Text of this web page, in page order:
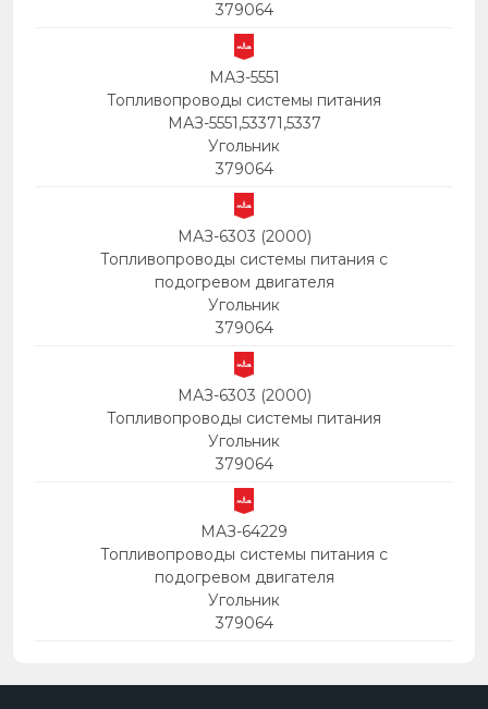
379064
МАЗ-5551
Топливопроводы системы питания
МАЗ-5551,53371,5337
Угольник
379064
МАЗ-6303 (2000)
Топливопроводы системы питания с
подогревом двигателя
Угольник
379064
МАЗ-6303 (2000)
Топливопроводы системы питания
Угольник
379064
МАЗ-64229
Топливопроводы системы питания с
подогревом двигателя
Угольник
379064